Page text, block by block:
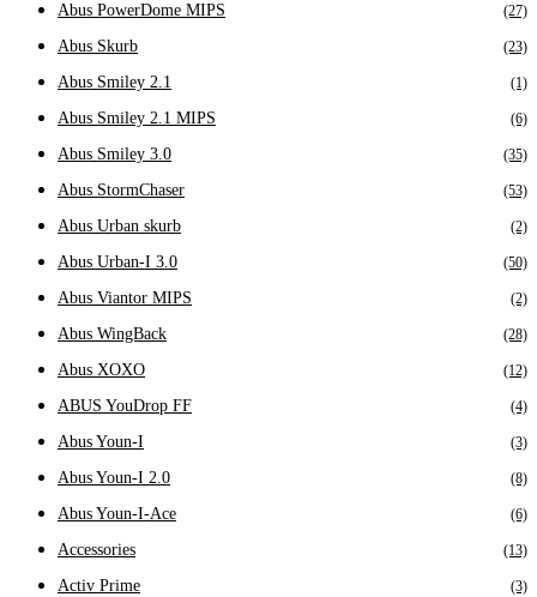
Abus PowerDome MIPS (27)
Abus Skurb (23)
Abus Smiley 2.1 (1)
Abus Smiley 2.1 MIPS (6)
Abus Smiley 3.0 (35)
Abus StormChaser (53)
Abus Urban skurb (2)
Abus Urban-I 3.0 (50)
Abus Viantor MIPS (2)
Abus WingBack (28)
Abus XOXO (12)
ABUS YouDrop FF (4)
Abus Youn-I (3)
Abus Youn-I 2.0 (8)
Abus Youn-I-Ace (6)
Accessories (13)
Activ Prime (3)